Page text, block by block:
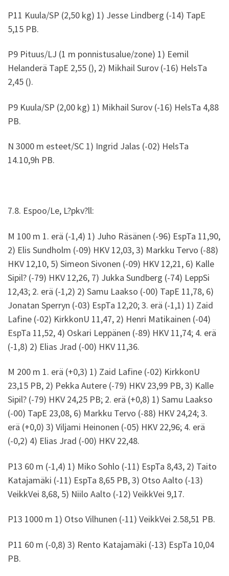
P11 Kuula/SP (2,50 kg) 1) Jesse Lindberg (-14) TapE
5,15 PB.
P9 Pituus/LJ (1 m ponnistusalue/zone) 1) Eemil
Helanderä TapE 2,55 (), 2) Mikhail Surov (-16) HelsTa
2,45 ().
P9 Kuula/SP (2,00 kg) 1) Mikhail Surov (-16) HelsTa 4,88
PB.
N 3000 m esteet/SC 1) Ingrid Jalas (-02) HelsTa
14.10,9h PB.
7.8. Espoo/Le, L?pkv?ll:
M 100 m 1. erä (-1,4) 1) Juho Räsänen (-96) EspTa 11,90,
2) Elis Sundholm (-09) HKV 12,03, 3) Markku Tervo (-88)
HKV 12,10, 5) Simeon Sivonen (-09) HKV 12,21, 6) Kalle
Sipil? (-79) HKV 12,26, 7) Jukka Sundberg (-74) LeppSi
12,43; 2. erä (-1,2) 2) Samu Laakso (-00) TapE 11,78, 6)
Jonatan Sperryn (-03) EspTa 12,20; 3. erä (-1,1) 1) Zaid
Lafine (-02) KirkkonU 11,47, 2) Henri Matikainen (-04)
EspTa 11,52, 4) Oskari Leppänen (-89) HKV 11,74; 4. erä
(-1,8) 2) Elias Jrad (-00) HKV 11,36.
M 200 m 1. erä (+0,3) 1) Zaid Lafine (-02) KirkkonU
23,15 PB, 2) Pekka Autere (-79) HKV 23,99 PB, 3) Kalle
Sipil? (-79) HKV 24,25 PB; 2. erä (+0,8) 1) Samu Laakso
(-00) TapE 23,08, 6) Markku Tervo (-88) HKV 24,24; 3.
erä (+0,0) 3) Viljami Heinonen (-05) HKV 22,96; 4. erä
(-0,2) 4) Elias Jrad (-00) HKV 22,48.
P13 60 m (-1,4) 1) Miko Sohlo (-11) EspTa 8,43, 2) Taito
Katajamäki (-11) EspTa 8,65 PB, 3) Otso Aalto (-13)
VeikkVei 8,68, 5) Niilo Aalto (-12) VeikkVei 9,17.
P13 1000 m 1) Otso Vilhunen (-11) VeikkVei 2.58,51 PB.
P11 60 m (-0,8) 3) Rento Katajamäki (-13) EspTa 10,04
PB.